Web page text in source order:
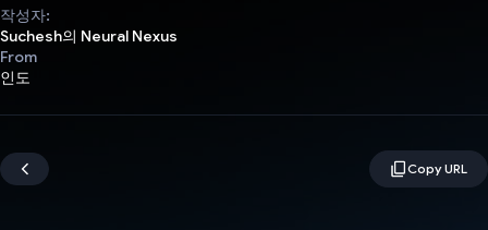
작성자:
Suchesh의 Neural Nexus
From
인도